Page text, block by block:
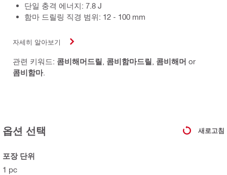
단일 충격 에너지: 7.8 J
함마 드릴링 직경 범위: 12 - 100 mm
자세히 알아보기
관련 키워드: 콤비해머드릴 콤비함마드릴 콤비해머 or
콤비함마.
옵션 선택 새로고침
포장 단위
1 pc